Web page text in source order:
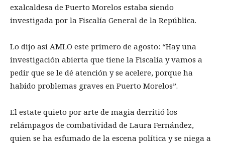
exalcaldesa de Puerto Morelos estaba siendo
investigada por la Fiscalía General de la República.
Lo dijo así AMLO este primero de agosto: “Hay una
investigación abierta que tiene la Fiscalía y vamos a
pedir que se le dé atención y se acelere, porque ha
habido problemas graves en Puerto Morelos”.
El estate quieto por arte de magia derritió los
relámpagos de combatividad de Laura Fernández,
quien se ha esfumado de la escena política y se niega a